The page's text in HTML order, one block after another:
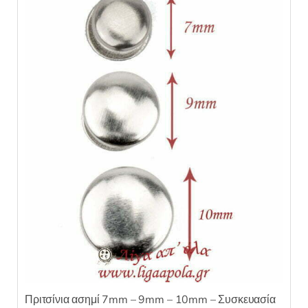
να
επιλεγούν
στη
σελίδα
του
προϊόντος
Πριτσίνια ασημί 7mm – 9mm – 10mm – Συσκευασία